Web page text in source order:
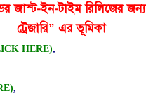
জাস্ট-ইন-টাইম রিলিজের
ট্রেজারি” এর ভূমিকা
HERE),
,